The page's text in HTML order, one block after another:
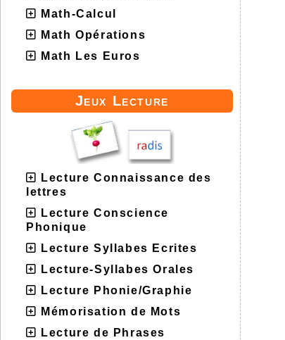
Math-Calcul
Math Opérations
Math Les Euros
Jeux Lecture
Lecture Connaissance des
lettres
Lecture Conscience
Phonique
Lecture Syllabes Ecrites
Lecture-Syllabes Orales
Lecture Phonie/Graphie
Mémorisation de Mots
Lecture de Phrases